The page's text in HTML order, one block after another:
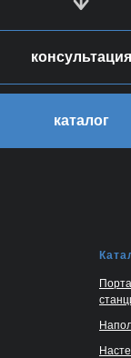
консультация
каталог